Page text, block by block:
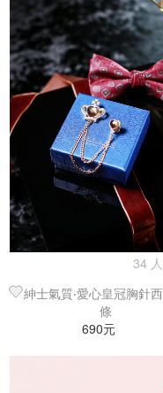
34
紳士氣質‧愛心皇冠胸針
條
690元